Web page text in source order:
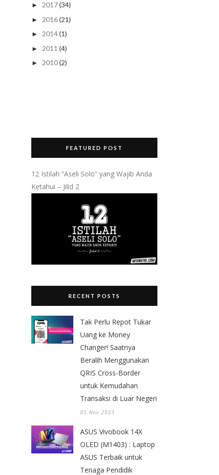
► 2017(34)
► 2016(21)
► 2014(1)
► 2011 (4)
► 2010(2)
FEATURED POST
12 Istilah “Aseli Solo” yang Wajib Anda
Ketahui – Jilid 2
RECENT POSTS
Tak Perlu Repot Tukar
Uang ke Money
Changer! Saatnya
Beralih Menggunakan
QRIS Cross-Border
untuk Kemudahan
Transaksi di Luar Negeri
05 Nov 2023
ASUS Vivobook 14X
OLED (M1403) : Laptop
ASUS Terbaik untuk
Tenaga Pendidik